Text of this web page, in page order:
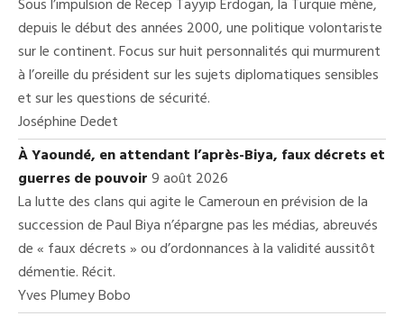
Sous l’impulsion de Recep Tayyip Erdogan, la Turquie mène,
depuis le début des années 2000, une politique volontariste
sur le continent. Focus sur huit personnalités qui murmurent
à l’oreille du président sur les sujets diplomatiques sensibles
et sur les questions de sécurité.
Joséphine Dedet
À Yaoundé, en attendant l’après-Biya, faux décrets et
guerres de pouvoir9 août 2026
La lutte des clans qui agite le Cameroun en prévision de la
succession de Paul Biya n’épargne pas les médias, abreuvés
de « faux décrets » ou d’ordonnances à la validité aussitôt
démentie. Récit.
Yves Plumey Bobo